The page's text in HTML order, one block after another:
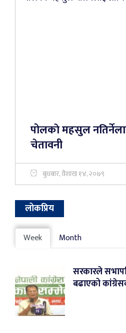
पोलकाे महसुल
चेतावनी
बुधबार, वैशाख १४, २०७९
लोकप्रिय
Week Month
सरकारले
बढाएको